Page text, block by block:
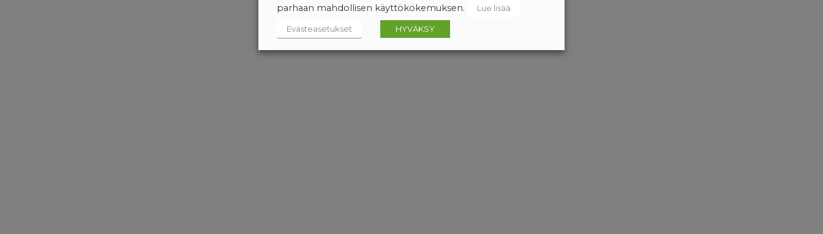
parhaan mahdollisen käyttökokemuksen.
Lue lisää
Evästeasetukset HYVÄKSY